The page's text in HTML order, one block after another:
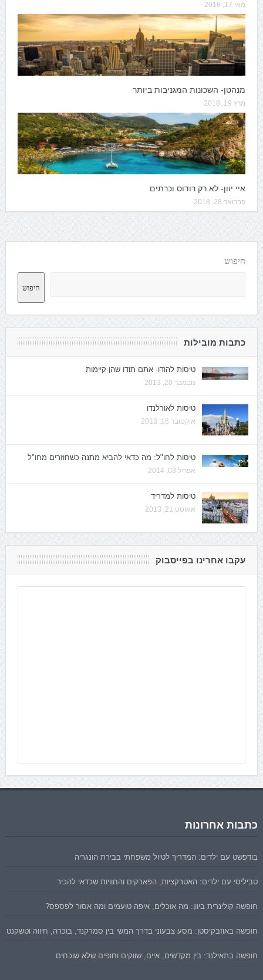
מאי 17, 2018
מנהטן- השכונות המגניבות ביותר
מרץ 19, 2018
איי יוון- לא רק רודוס וכרתים
פברואר 28, 2018
חיפוש
חיפוש
כתבות מובילות
טיסות להודו- אתם תודו שהן קיימות
נובמבר 20, 2013
טיסות לאורלנדו
אוקטובר 16, 2013
טיסות לחו"ל: מה כדאי להביא מתנה כשחוזרים מחו"ל
אפריל 03, 2014
טיסות למדריד
אוגוסט 21, 2013
עקבו אחרינו בפייסבוק
כתבות אחרונות
בודפשט עם ילדים: המדריך לטיול משפחתי בבירת הונגריה
טביליסי עם ילדים: האטרקציות, הפארקים והחוויות שכדאי להכיר
חופשה קולינרית ביוון: מה אוכלים, איפה טועמים ומה אסור לפספס?
חופשה באוזבקיסטן: מסע צבעוני בדרך המשי בין סמרקנד, בוכרה, חיווה וטשקנט
חופשה בתאילנד: בין מקדשים, איים, שווקים וחופים שלא שוכחים